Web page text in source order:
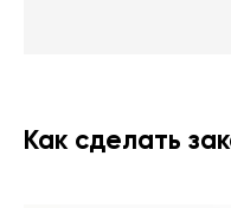
Как сделать